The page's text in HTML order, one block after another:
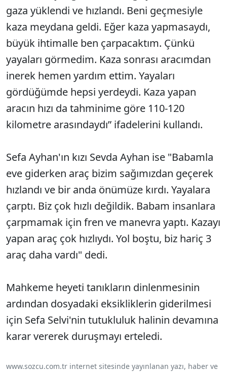
gaza yüklendi ve hızlandı. Beni geçmesiyle
kaza meydana geldi. Eğer kaza yapmasaydı,
büyük ihtimalle ben çarpacaktım. Çünkü
yayaları görmedim. Kaza sonrası aracımdan
inerek hemen yardım ettim. Yayaları
gördüğümde hepsi yerdeydi. Kaza yapan
aracın hızı da tahminime göre 110-120
kilometre arasındaydı” ifadelerini kullandı.
Sefa Ayhan'ın kızı Sevda Ayhan ise "Babamla
eve giderken araç bizim sağımızdan geçerek
hızlandı ve bir anda önümüze kırdı. Yayalara
çarptı. Biz çok hızlı değildik. Babam insanlara
çarpmamak için fren ve manevra yaptı. Kazayı
yapan araç çok hızlıydı. Yol boştu, biz hariç 3
araç daha vardı" dedi.
Mahkeme heyeti tanıkların dinlenmesinin
ardından dosyadaki eksikliklerin giderilmesi
için Sefa Selvi'nin tutukluluk halinin devamına
karar vererek duruşmayı erteledi.
www.sozcu.com.tr internet sitesinde yayınlanan yazı, haber ve